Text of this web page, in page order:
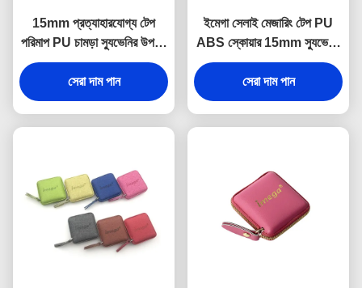
15mm প্রত্যাহারযোগ্য টেপ
পরিমাপ PU চামড়া স্যুভেনির উপহার
জেলি রঙ
সেরা দাম পান
ইমেগা সেলাই মেজারিং টেপ PU
ABS স্কোয়ার 15mm স্যুভেনির
উপহার
সেরা দাম পান